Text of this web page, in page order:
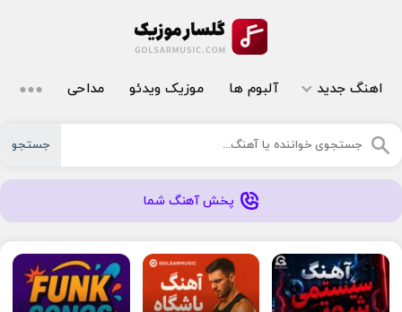
اهنگ جدید آلبوم ها موزیک ویدئو مداحی
جستجو
پخش آهنگ شما